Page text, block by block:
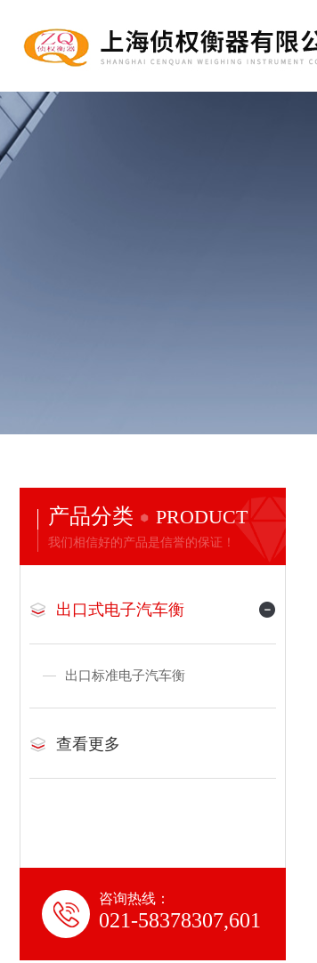
产品分类 PRODUCT
我们相信好的产品是信誉的保证！
出口式电子汽车衡
出口标准电子汽车衡
查看更多
咨询热线：
021-58378307,601